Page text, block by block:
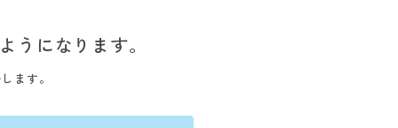
うになります。
ます。